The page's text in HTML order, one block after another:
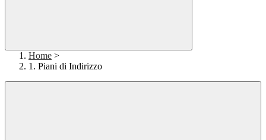
Home >
1. Piani di Indirizzo